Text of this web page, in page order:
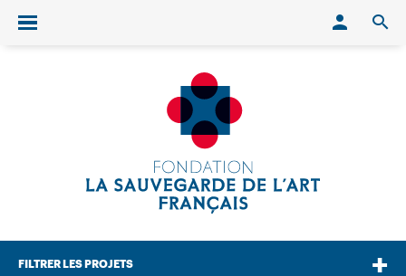
Ouvrir/fermer le menu
FILTRER LES PROJETS